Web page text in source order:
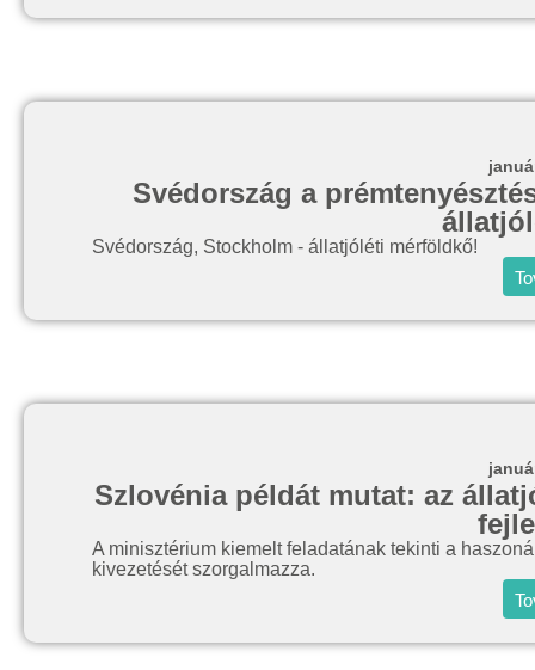
Svédország a
Svédország, Stockholm - állatjóléti mérföldkő!
Szlovénia példát mutat: az
A minisztérium kiemelt feladatának tekinti a
kivezetését szorgalmazza.